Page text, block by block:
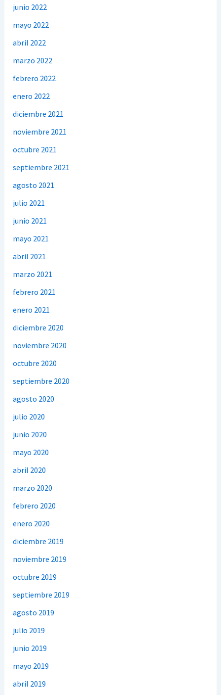
junio 2022
mayo 2022
abril 2022
marzo 2022
febrero 2022
enero 2022
diciembre 2021
noviembre 2021
octubre 2021
septiembre 2021
agosto 2021
julio 2021
junio 2021
mayo 2021
abril 2021
marzo 2021
febrero 2021
enero 2021
diciembre 2020
noviembre 2020
octubre 2020
septiembre 2020
agosto 2020
julio 2020
junio 2020
mayo 2020
abril 2020
marzo 2020
febrero 2020
enero 2020
diciembre 2019
noviembre 2019
octubre 2019
septiembre 2019
agosto 2019
julio 2019
junio 2019
mayo 2019
abril 2019